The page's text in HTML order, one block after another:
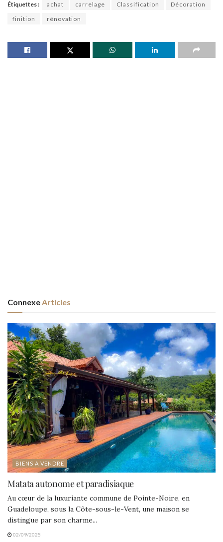
Étiquettes : achat carrelage Classification
Décoration
finition
rénovation
ConnexeArticles
BIENS A VENDRE
Matata autonome et paradisiaque
Au cœur de la luxuriante commune de Pointe-Noire, en
Guadeloupe, sous la Côte-sous-le-Vent, une maison se
distingue par son charme...
02/09/2025